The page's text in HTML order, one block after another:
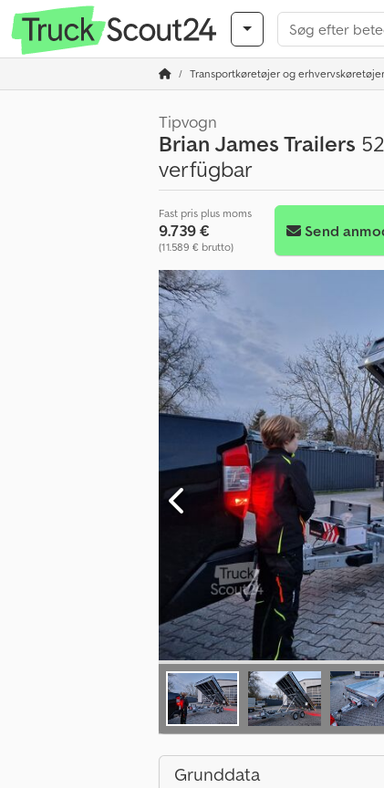
Transportkøretøjer og erhvervskøretøjer
Tipvogn
Brian James Trailers
verfügbar
Fast pris plus moms
9.739 €
(11.589 € brutto)
Send
Grunddata